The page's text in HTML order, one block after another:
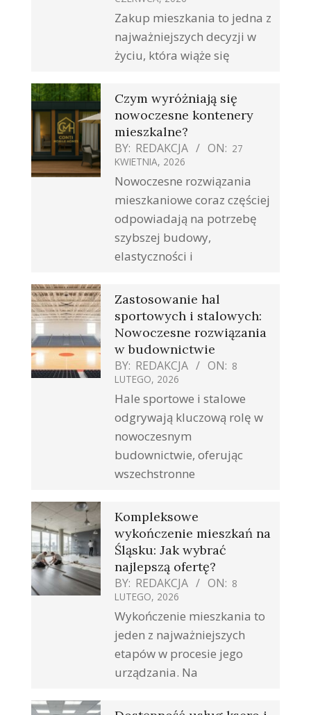
Zakup mieszkania to jedna z
najważniejszych decyzji w
życiu, która wiąże się
Czym wyróżniają się
nowoczesne kontenery
mieszkalne?
BY: REDAKCJA ON: 27
KWIETNIA, 2026
Nowoczesne rozwiązania
mieszkaniowe coraz częściej
odpowiadają na potrzebę
szybszej budowy,
elastyczności i
Zastosowanie hal
sportowych i stalowych:
Nowoczesne rozwiązania
w budownictwie
BY: REDAKCJA ON: 8
LUTEGO, 2026
Hale sportowe i stalowe
odgrywają kluczową rolę w
nowoczesnym
budownictwie, oferując
wszechstronne
Kompleksowe
wykończenie mieszkań na
Śląsku: Jak wybrać
najlepszą ofertę?
BY: REDAKCJA ON: 8
LUTEGO, 2026
Wykończenie mieszkania to
jeden z najważniejszych
etapów w procesie jego
urządzania. Na